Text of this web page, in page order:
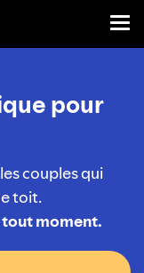
pour
couples qui
toit.
tout moment.